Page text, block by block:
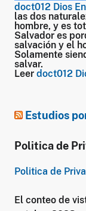
doct012 Dios
las dos
hombre, y es
Salvador es
salvación y el
Solamente
salvar.
Leer doct012
Estudios
Politica de
Politica de
El conteo de